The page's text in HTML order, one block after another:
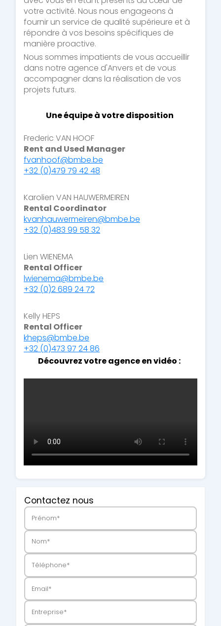
votre activité. Nous nous engageons à
fournir un service de qualité supérieure et à
répondre à vos besoins spécifiques de
manière proactive.
Nous sommes impatients de vous accueillir
dans notre agence d'Anvers et de vous
accompagner dans la réalisation de vos
projets futurs.
Une équipe à votre disposition
Frederic VAN HOOF
Rent and Used Manager
fvanhoof@bmbe.be
+32 (0)479 79 42 48
Karolien VAN HAUWERMEIREN
Rental Coordinator
kvanhauwermeiren@bmbe.be
+32 (0)483 99 58 32
Lien WIENEMA
Rental Officer
lwienema@bmbe.be
+32 (0)2 689 24 72
Kelly HEPS
Rental Officer
kheps@bmbe.be
+32 (0)473 97 24 86
Découvrez votre agence en vidéo :
Contactez nous